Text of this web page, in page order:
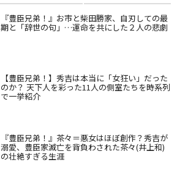
『豊臣兄弟！』お市と柴田勝家、自刃しての最
期と「辞世の句」…運命を共にした２人の悲劇
【豊臣兄弟！】秀吉は本当に「女狂い」だった
のか？ 天下人を彩った11人の側室たちを時系列
で一挙紹介
『豊臣兄弟！』茶々＝悪女はほぼ創作？秀吉が
溺愛、豊臣家滅亡を背負わされた茶々(井上和)
の壮絶すぎる生涯